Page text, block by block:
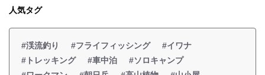
人気タグ
#渓流釣り #フライフィッシング
#イワナ
#トレッキング
#車中泊
#ソロキャンプ